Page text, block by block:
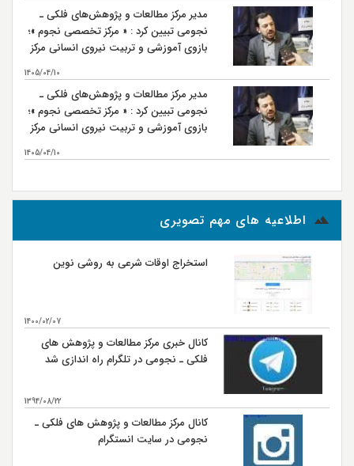
مدیر مرکز مطالعات و پژوهش‌های فلکی ـ
نجومی تبیین کرد : « مرکز تخصصی نجوم »؛
بازوی آموزشی و تربیت نیروی انسانی مرکز
1405/04/10
مدیر مرکز مطالعات و پژوهش‌های فلکی ـ
نجومی تبیین کرد : « مرکز تخصصی نجوم »؛
بازوی آموزشی و تربیت نیروی انسانی مرکز
1405/04/10
اطلاعیه های مهم تصویری
استخراج اوقات شرعی به روشی نوین
1400/02/07
کانال خبری مرکز مطالعات و پژوهش های
فلکی ـ نجومی در تلگرام راه اندازی شد
1394/08/22
کانال مرکز مطالعات و پژوهش های فلکی ـ
نجومی در سایت انستگرام